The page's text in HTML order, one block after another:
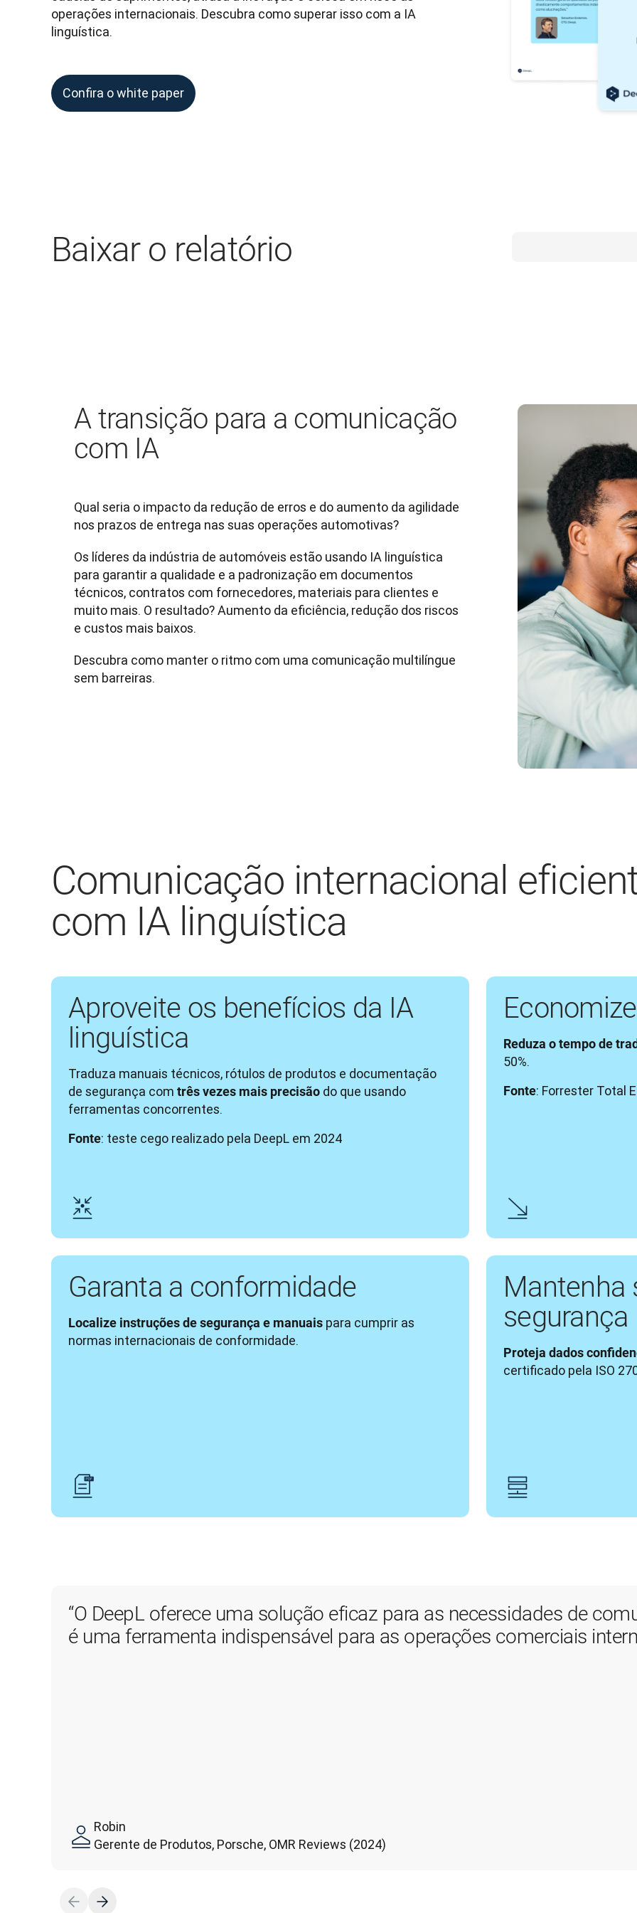
operações internacionais. Descubra como superar isso com a IA
linguística.
Confira o white paper
Baixar o relatório
A transição para a comunicação
com IA
Qual seria o impacto da redução de erros e do aumento da agilidade
nos prazos de entrega nas suas operações automotivas?
Os líderes da indústria de automóveis estão usando IA linguística
para garantir a qualidade e a padronização em documentos
técnicos, contratos com fornecedores, materiais para clientes e
muito mais. O resultado? Aumento da eficiência, redução dos riscos
e custos mais baixos.
Descubra como manter o ritmo com uma comunicação multilíngue
sem barreiras.
Comunicação internacional
com IA linguística
Aproveite os benefícios da IA
linguística
Traduza manuais técnicos, rótulos de produtos e documentação
de segurança com três vezes mais precisão do que usando
ferramentas concorrentes.
Fonte: teste cego realizado pela DeepL em 2024
Reduza o tempo de
50%.
Fonte: Forrester Total
Garanta a conformidade
Localize instruções de segurança e manuais para cumprir as
normas internacionais de conformidade.
Mantenha
segurança
Proteja dados
certificado pela ISO
“O DeepL oferece uma solução eficaz para as necessidades de
é uma ferramenta indispensável para as operações comerciais
Robin
Gerente de Produtos, Porsche, OMR Reviews (2024)